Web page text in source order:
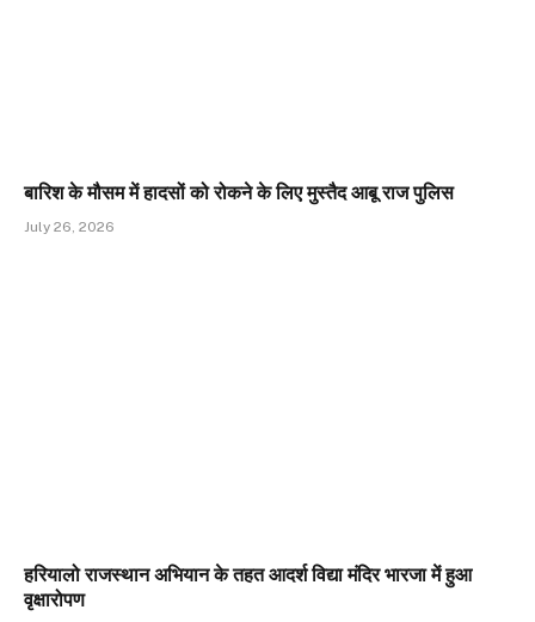
बारिश के मौसम में हादसों को रोकने के लिए मुस्तैद आबू राज पुलिस
July 26, 2026
हरियालो राजस्थान अभियान के तहत आदर्श विद्या मंदिर भारजा में हुआ
वृक्षारोपण